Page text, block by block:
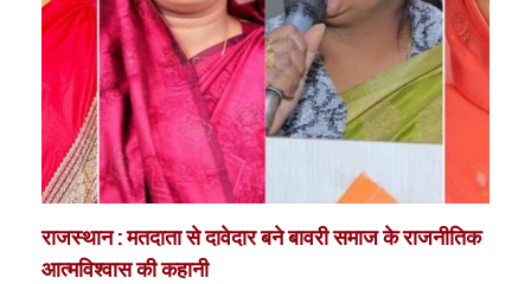
राजस्थान : मतदाता से दावेदार बने बावरी समाज के राजनीतिक
आत्मविश्वास की कहानी